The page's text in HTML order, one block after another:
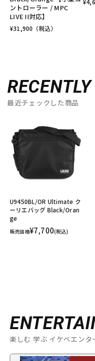
ントローラー / MPC
LIVE II対応】
¥31,900 （税込）
¥
最近チェックした商品
U9450BL/OR Ultimate ク
ーリエバッグ Black/Oran
ge
販売価格¥7,700(税込)
楽しむ 学ぶ イケベエンタ